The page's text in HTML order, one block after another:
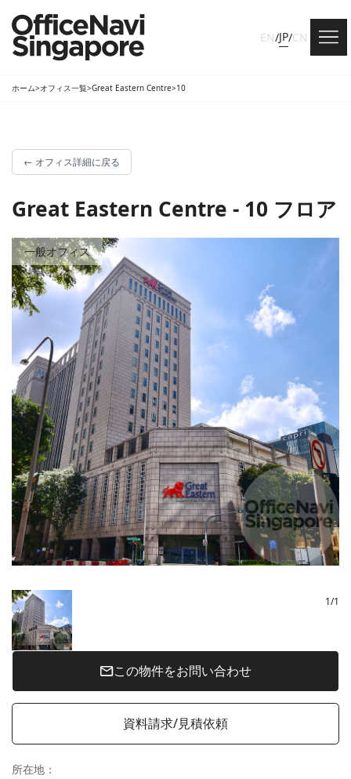
EN/JP/CN
ホーム>オフィス一覧>Great Eastern Centre>10
← オフィス詳細に戻る
Great Eastern Centre - 10 フロア
一般オフィス
1/1
この物件をお問い合わせ
資料請求/見積依頼
所在地 ：